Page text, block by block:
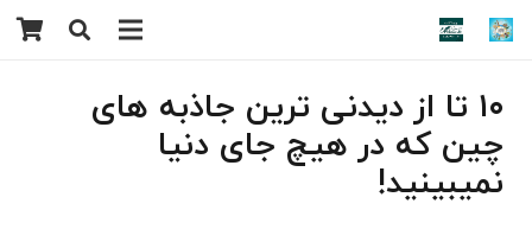
۱۰ تا از دیدنی ترین جاذبه های
چین که در هیچ جای دنیا
نمیبینید!